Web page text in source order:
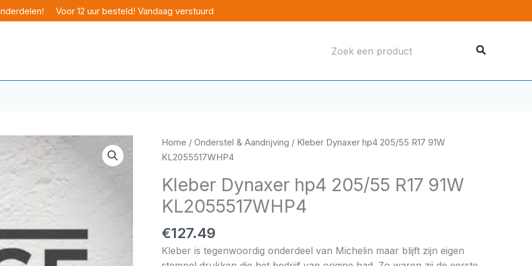
Voor 12 uur besteld! Vandaag verstuurd
naar:
Home / Onderstel & Aandrijving / Kleber Dynaxer hp4 205/55 R17 91W
KL2055517WHP4
Kleber Dynaxer hp4 205/55 R17 91W
KL2055517WHP4
€127.49
Kleber is tegenwoordig onderdeel van Michelin maar blijft zijn eigen